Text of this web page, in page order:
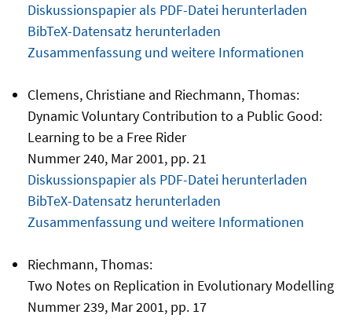
Diskussionspapier als PDF-Datei herunterladen
BibTeX-Datensatz herunterladen
Zusammenfassung und weitere Informationen
Clemens, Christiane and Riechmann, Thomas:
Dynamic Voluntary Contribution to a Public Good:
Learning to be a Free Rider
Nummer 240, Mar 2001, pp. 21
Diskussionspapier als PDF-Datei herunterladen
BibTeX-Datensatz herunterladen
Zusammenfassung und weitere Informationen
Riechmann, Thomas:
Two Notes on Replication in Evolutionary Modelling
Nummer 239, Mar 2001, pp. 17